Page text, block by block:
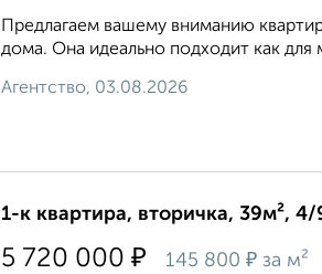
Предлагаем вашему вниманию
дома. Она идеально подходит как
Агентство, 03.08.2026
1-к квартира, вторичка, 39м²,
5 720 000 ₽ 145 800 ₽ за м²